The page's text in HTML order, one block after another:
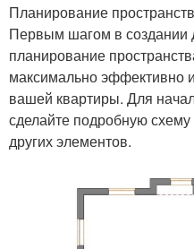
Планирование
Первым шагом в создании
планирование
максимально эффективно
вашей квартиры. Для
сделайте подробную
других элементов.